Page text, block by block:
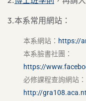
3.本系常用網站：
本系網站： https://
本系臉書社團：
https://
必修課程查詢網站：
http://